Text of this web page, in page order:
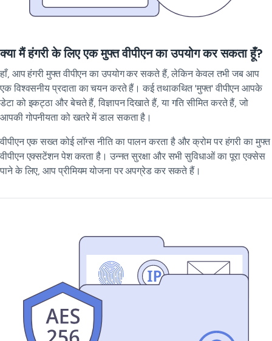
क्या मैं हंगरी के लिए एक मुफ्त वीपीएन का उपयोग कर सकता हूँ?
हाँ, आप हंगरी मुफ्त वीपीएन का उपयोग कर सकते हैं, लेकिन केवल तभी जब आप
एक विश्वसनीय प्रदाता का चयन करते हैं। कई तथाकथित 'मुफ्त' वीपीएन आपके
डेटा को इकट्ठा और बेचते हैं, विज्ञापन दिखाते हैं, या गति सीमित करते हैं, जो
आपकी गोपनीयता को खतरे में डाल सकता है।
वीपीएन एक सख्त कोई लॉग्स नीति का पालन करता है और क्रोम पर हंगरी का मुफ्त
वीपीएन एक्सटेंशन पेश करता है। उन्नत सुरक्षा और सभी सुविधाओं का पूरा एक्सेस
पाने के लिए, आप प्रीमियम योजना पर अपग्रेड कर सकते हैं।